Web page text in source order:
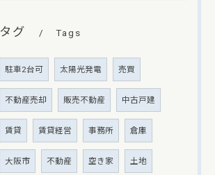
タグ Tags
駐車2台可 太陽光発電 売買
不動産売却 販売不動産 中古戸建
賃貸 賃貸経営 事務所 倉庫
大阪市 不動産 空き家 土地